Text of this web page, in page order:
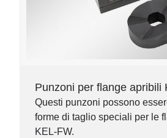
Punzoni per flange apribili
Questi punzoni possono
forme di taglio speciali per le
KEL-FW.